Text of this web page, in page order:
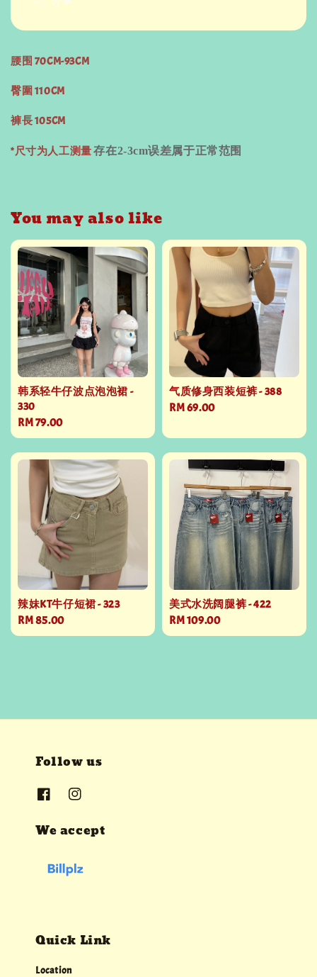
腰围 70CM-93CM
臀圍 110CM
褲長 105CM
*尺寸为人工测量存在2-3cm误差属于正常范围
You may also like
韩系轻牛仔波点泡泡裙 -
330
Regular
price
RM 79.00
气质修身西装短裤 - 388
Regular
RM 69.00
辣妹KT牛仔短裙 - 323
Regular
price
RM 85.00
美式水洗阔腿裤 - 422
Regular
price
RM 109.00
Follow us
We accept
Quick Link
Location